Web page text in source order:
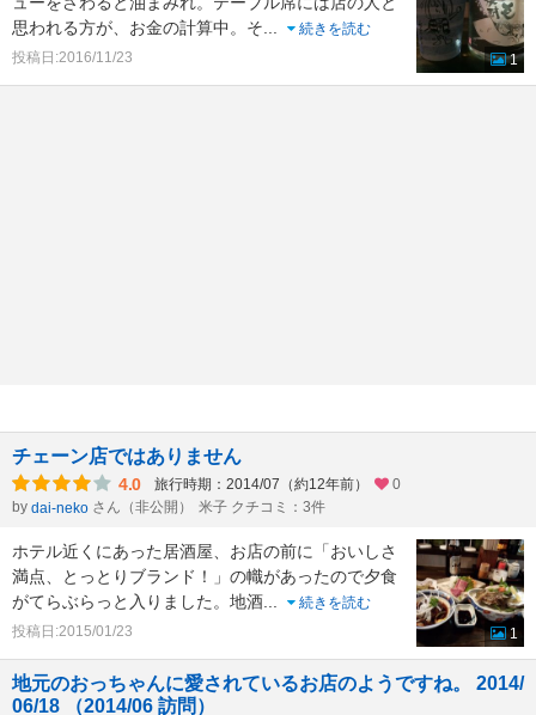
思われる方が、お金の計算中。そ...
続きを読む
投稿日:2016/11/23
1
チェーン店ではありません
4.0 旅行時期：2014/07（約12年前）
0
by dai-neko さん（非公開） 米子 クチコミ：3件
ホテル近くにあった居酒屋、お店の前に「おいしさ
満点、とっとりブランド！」の幟があったので夕食
がてらぶらっと入りました。地酒...
続きを読む
投稿日:2015/01/23
1
地元のおっちゃんに愛されているお店のようですね。 2014/
06/18 （2014/06 訪問）